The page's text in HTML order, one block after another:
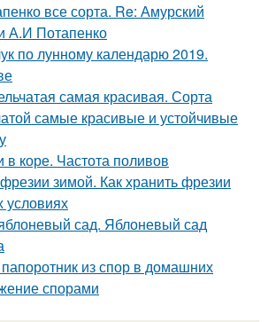
все сорта. Re: Амурский
А.И Потапенко
по лунному календарю 2019.
самая красивая. Сорта
самые красивые и устойчивые
коре. Частота поливов
зимой. Как хранить фрезии
сад. Яблоневый сад
из спор в домашних
спорами